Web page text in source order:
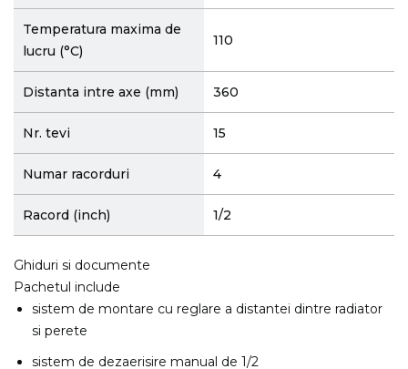
Temperatura maxima de
lucru (°C)
110
Distanta intre axe (mm) 360
Nr. tevi 15
Numar racorduri 4
Racord (inch) 1/2
Ghiduri si documente
Pachetul include
sistem de montare cu reglare a distantei dintre radiator
si perete
sistem de dezaerisire manual de 1/2